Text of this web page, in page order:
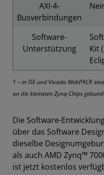
AXI-4-
Busverbindungen
Software-
Unterstützung
Kit
1 – in ISE und Vivado WebPACK
an die kleinsten Zynq-Chips
Die Software-
über das Software
dieselbe
als auch AMD Zynq™
ist jetzt kostenlos